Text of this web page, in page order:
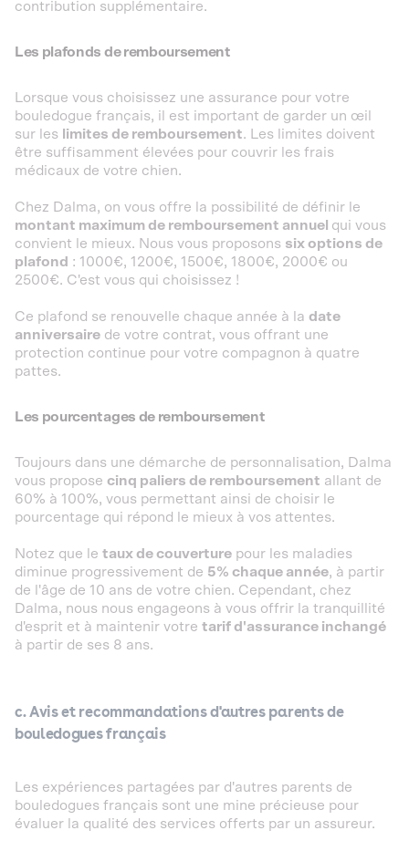
contribution supplémentaire.
Les plafonds de remboursement
Lorsque vous choisissez une assurance pour votre
bouledogue français, il est important de garder un œil
sur les limites de remboursement. Les limites doivent
être suffisamment élevées pour couvrir les frais
médicaux de votre chien.
Chez Dalma, on vous offre la possibilité de définir le
montant maximum de remboursement annuel qui vous
convient le mieux. Nous vous proposons six options de
plafond : 1000€, 1200€, 1500€, 1800€, 2000€ ou
2500€. C'est vous qui choisissez !
Ce plafond se renouvelle chaque année à la date
anniversaire de votre contrat, vous offrant une
protection continue pour votre compagnon à quatre
pattes.
Les pourcentages de remboursement
Toujours dans une démarche de personnalisation, Dalma
vous propose cinq paliers de remboursement allant de
60% à 100%, vous permettant ainsi de choisir le
pourcentage qui répond le mieux à vos attentes.
Notez que le taux de couverture pour les maladies
diminue progressivement de 5% chaque année, à partir
de l'âge de 10 ans de votre chien. Cependant, chez
Dalma, nous nous engageons à vous offrir la tranquillité
d'esprit et à maintenir votre tarif d'assurance inchangé
à partir de ses 8 ans.
c. Avis et recommandations d'autres parents de
bouledogues français
Les expériences partagées par d'autres parents de
bouledogues français sont une mine précieuse pour
évaluer la qualité des services offerts par un assureur.